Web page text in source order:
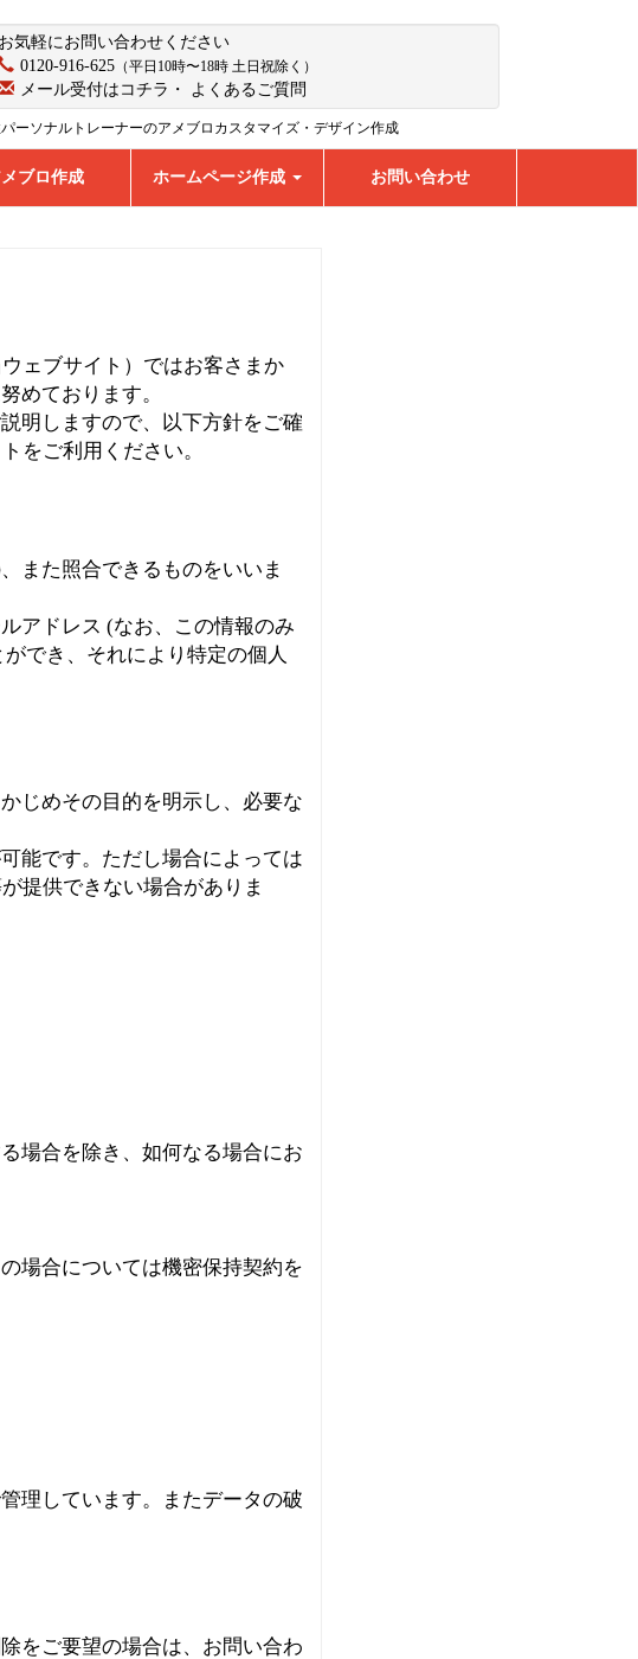
お気軽にお問い合わせください
0120-916-625 （平日10時〜18時 土日祝除く）
メール受付はコチラ ・ よくあるご質問
ーソナルトレーナーのアメブロカスタマイズ・デザイン作成
ブロ作成 ホームページ作成 お問い合わせ
ェブサイト）ではお客さまか
めております。
明しますので、以下方針をご確
をご利用ください。
また照合できるものをいいま
アドレス (なお、この情報のみ
でき、それにより特定の個人
じめその目的を明示し、必要な
能です。ただし場合によっては
提供できない場合がありま
場合を除き、如何なる場合にお
場合については機密保持契約を
理しています。またデータの破
をご要望の場合は、お問い合わ